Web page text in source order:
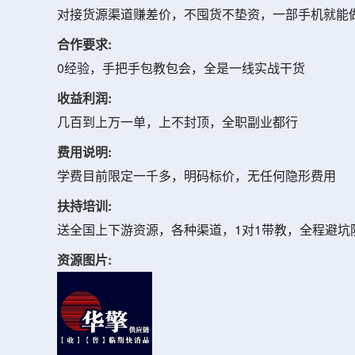
对接货源渠道赚差价，不囤货不垫资，一部手机就能
合作要求:
0经验，手把手包教包会，全是一线实战干货
收益利润:
几百到上万一单，上不封顶，全职副业都行
费用说明:
学费目前限定一千多，明码标价，无任何隐形费用
扶持培训:
送全国上下游资源，各种渠道，1对1带教，全程避坑
资源图片: